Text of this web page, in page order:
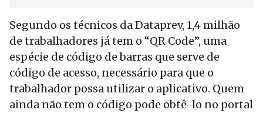
Segundo os técnicos da Dataprev, 1,4 milhão
de trabalhadores já tem o “QR Code”, uma
espécie de código de barras que serve de
código de acesso, necessário para que o
trabalhador possa utilizar o aplicativo. Quem
ainda não tem o código pode obtê-lo no portal